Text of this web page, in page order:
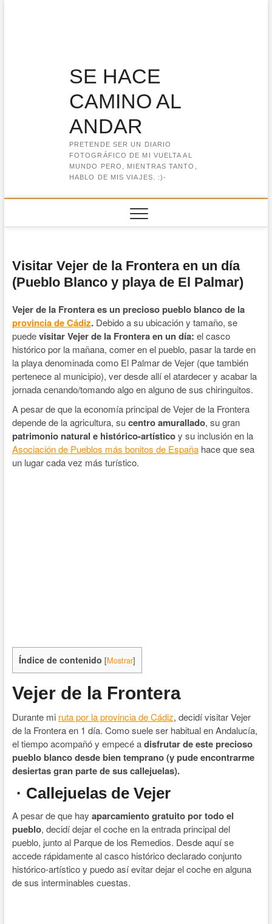
SE HACE
CAMINO AL
ANDAR
PRETENDE SER UN DIARIO
FOTOGRÁFICO DE MI VUELTA AL
MUNDO PERO, MIENTRAS TANTO,
HABLO DE MIS VIAJES. :)-
Visitar Vejer de la Frontera en un día
(Pueblo Blanco y playa de El Palmar)
Vejer de la Frontera es un precioso pueblo blanco de la
provincia de Cádiz.Debido a su ubicación y tamaño, se
puedevisitar Vejer de la Frontera en un día: el casco
histórico por la mañana, comer en el pueblo, pasar la tarde en
la playa denominada como El Palmar de Vejer (que también
pertenece al municipio), ver desde allí el atardecer y acabar la
jornada cenando/tomando algo en alguno de sus chiringuitos.
A pesar de que la economía principal de Vejer de la Frontera
depende de la agricultura, sucentro amurallado, su gran
patrimonio natural e histórico-artísticoy su inclusión en la
Asociación de Pueblos más bonitos de Españahace que sea
un lugar cada vez más turístico.
Índice de contenido [Mostrar]
Vejer de la Frontera
Durante mi ruta por la provincia de Cádiz, decidí visitar Vejer
de la Frontera en 1 día. Como suele ser habitual en Andalucía,
el tiempo acompañó y empecé adisfrutar de este precioso
pueblo blanco desde bien temprano (y pude encontrarme
desiertas gran parte de sus callejuelas).
· Callejuelas de Vejer
A pesar de que hay aparcamiento gratuito por todo el
pueblo, decidí dejar el coche en la entrada principal del
pueblo, junto al Parque de los Remedios. Desde aquí se
accede rápidamente al casco histórico declarado conjunto
histórico-artístico y puedo así evitar dejar el coche en alguna
de sus interminables cuestas.